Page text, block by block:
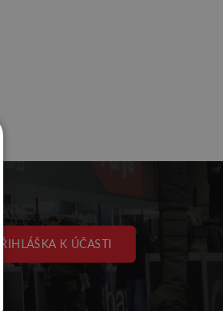
PŘIHLÁŠKA K ÚČASTI